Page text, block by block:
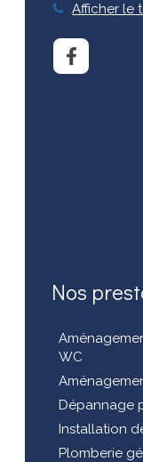
Afficher le
Nos
WC
Dépannage
Installation
Plomberie